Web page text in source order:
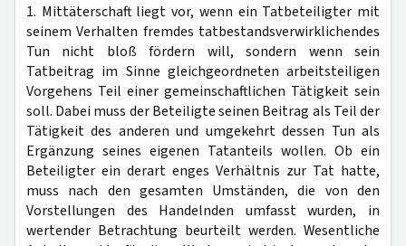
1. Mittäterschaft liegt vor, wenn ein Tatbeteiligter mit
seinem Verhalten fremdes tatbestandsverwirklichendes
Tun nicht bloß fördern will, sondern wenn sein
Tatbeitrag im Sinne gleichgeordneten arbeitsteiligen
Vorgehens Teil einer gemeinschaftlichen Tätigkeit sein
soll. Dabei muss der Beteiligte seinen Beitrag als Teil der
Tätigkeit des anderen und umgekehrt dessen Tun als
Ergänzung seines eigenen Tatanteils wollen. Ob ein
Beteiligter ein derart enges Verhältnis zur Tat hatte,
muss nach den gesamten Umständen, die von den
Vorstellungen des Handelnden umfasst wurden, in
wertender Betrachtung beurteilt werden. Wesentliche